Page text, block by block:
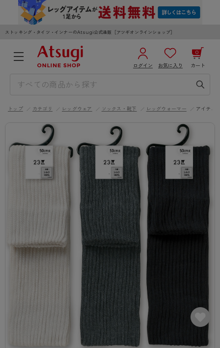
ストッキング・タイツ・インナーのAtsugi公式通販［アツギオンラインショップ］
ログイン お気に入り カート
0
3,980円以上のご購入で送料無料
MEN
カテゴリから探す
レッグウェア
ストッキング
- 無地ストッキング
- 柄ストッキング
- ショート丈ストッキング
- 着圧ストッキング
インナーウェア
ブラジャー
- ノンワイヤーブラ
- ワイヤーブラ
- ブラトップ
ライフスタイルウェア
ボトムス
トップス
ルームウェア・パジャマ
レッグウエア
ソックス・靴下
クルー・レギュラー丈ソックス
スニーカー丈・くるぶし丈ソックス
ハイソックス
インナーウエア
メンズパンツ
ボクサー
トランクス
Tバック・ビキニ
ライフスタイルウェア
ボトムス
トップス
ルームウェア・パジャマ
レッグウエア
タイツ
ソックス・靴下
クルー・レギュラー丈ソックス
スニーカー丈・くるぶし丈ソックス
ハイソックス
インナーウエア
ブラジャー
ノンワイヤーブラ
ワイヤーブラ
スポーツブラ
ブランドから探す
アスティーグ
クリアビューティアクティブ
スゴスト
商品選びのお手伝い
お悩み別ガードル
ブラジャー特集
私に似合う、ストッキング選び
ご利用ガイド
トップ カテゴリ レッグウェア ソックス・靴下 レッグウォーマー アイテム